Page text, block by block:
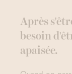
Après
besoin
apaisée.